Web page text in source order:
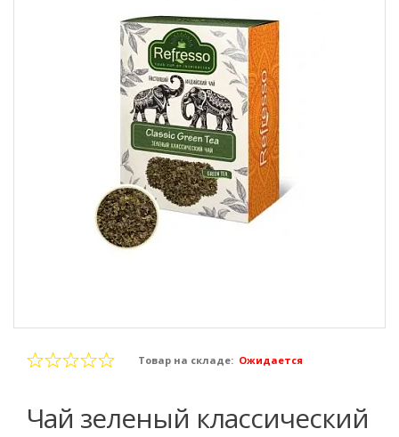
Товар на складе: Ожидается
Чай зеленый классический